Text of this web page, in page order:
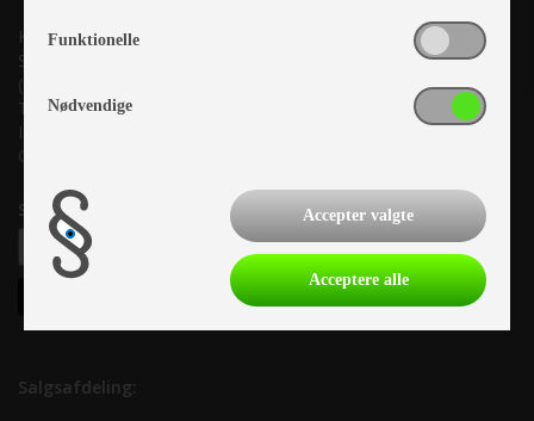
Kronjyllands Camping Center A/S
Suderholmen 10, 8960 Randers SØ
(Lige ud til Grenåvej)
Tlf. +45 87 10 98 70
Info@as-kcc.dk
CVR: 33 38 77 33
Samtykke til nyhedsbrev
Salgsafdeling:
Funktionelle
Nødvendige
Accepter valgte
Acceptere alle